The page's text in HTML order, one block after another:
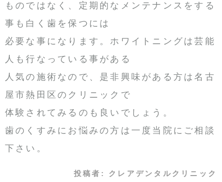
ものではなく、定期的なメンテナンスをする
事も白く歯を保つには
必要な事になります。ホワイトニングは芸能
人も行なっている事がある
人気の施術なので、是非興味がある方は名古
屋市熱田区のクリニックで
体験されてみるのも良いでしょう。
歯のくすみにお悩みの方は一度当院にご相談
下さい。
投稿者: クレアデンタルクリニック